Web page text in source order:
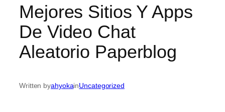
Mejores Sitios Y Apps
De Video Chat
Aleatorio Paperblog
Written byahyokainUncategorized